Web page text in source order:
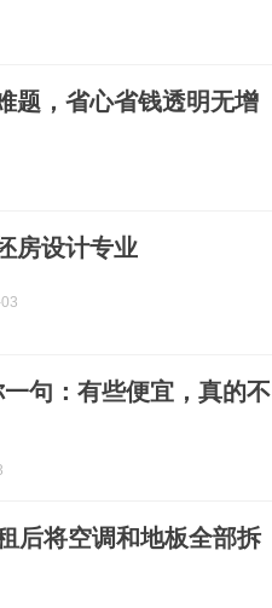
题，省心省钱透明无增
房设计专业
句：有些便宜，真的不
后将空调和地板全部拆